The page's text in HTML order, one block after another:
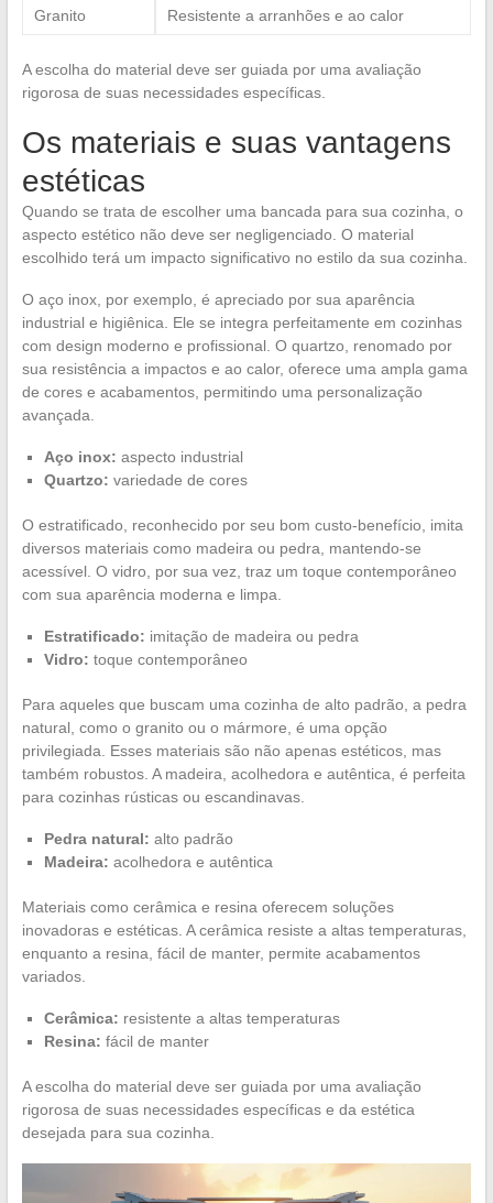
Granito Resistente a arranhões e ao calor
A escolha do material deve ser guiada por uma avaliação
rigorosa de suas necessidades específicas.
Os materiais e suas vantagens
estéticas
Quando se trata de escolher uma bancada para sua cozinha, o
aspecto estético não deve ser negligenciado. O material
escolhido terá um impacto significativo no estilo da sua cozinha.
O aço inox, por exemplo, é apreciado por sua aparência
industrial e higiênica. Ele se integra perfeitamente em cozinhas
com design moderno e profissional. O quartzo, renomado por
sua resistência a impactos e ao calor, oferece uma ampla gama
de cores e acabamentos, permitindo uma personalização
avançada.
Aço inox: aspecto industrial
Quartzo: variedade de cores
O estratificado, reconhecido por seu bom custo-benefício, imita
diversos materiais como madeira ou pedra, mantendo-se
acessível. O vidro, por sua vez, traz um toque contemporâneo
com sua aparência moderna e limpa.
Estratificado: imitação de madeira ou pedra
Vidro: toque contemporâneo
Para aqueles que buscam uma cozinha de alto padrão, a pedra
natural, como o granito ou o mármore, é uma opção
privilegiada. Esses materiais são não apenas estéticos, mas
também robustos. A madeira, acolhedora e autêntica, é perfeita
para cozinhas rústicas ou escandinavas.
Pedra natural: alto padrão
Madeira: acolhedora e autêntica
Materiais como cerâmica e resina oferecem soluções
inovadoras e estéticas. A cerâmica resiste a altas temperaturas,
enquanto a resina, fácil de manter, permite acabamentos
variados.
Cerâmica: resistente a altas temperaturas
Resina: fácil de manter
A escolha do material deve ser guiada por uma avaliação
rigorosa de suas necessidades específicas e da estética
desejada para sua cozinha.